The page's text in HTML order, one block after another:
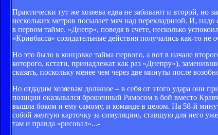
Практически тут же хозяева едва не забивают и второй,
нескольких метров посылает мяч над перекладиной. И,
в первом тайме. «Днепр», поведя в счете, несколько
«Кривбасса» созидательные действия получались как-то не
Но это было в концовке тайма первого, а вот в начале
которого, кстати, принадлежат как раз «Днепру»),
сказать, поскольку менее чем через две минуты после
Но отдадим хозяевам должное – в себя от этого удара они
позиции оказывался брошенный Рамосом в бой вместо
вышла боком и ему самому, и команде в целом. На 58-й
собой желтую карточку за симуляцию, ставшую для него
там и правда «рисовал»...-